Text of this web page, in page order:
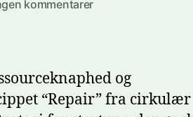
kommentarertil
forlænge
produktlevetiden
og
“Repair” fra cirkulær